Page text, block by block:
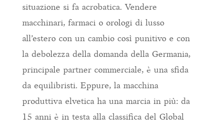
situazione si fa acrobatica. Vendere
macchinari, farmaci o orologi di lusso
all’estero con un cambio così punitivo e con
la debolezza della domanda della Germania,
principale partner commerciale, è una sfida
da equilibristi. Eppure, la macchina
produttiva elvetica ha una marcia in più: da
15 anni è in testa alla classifica del Global